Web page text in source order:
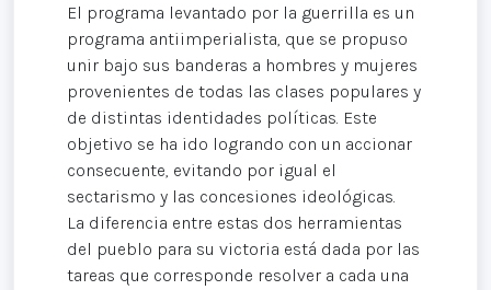
El programa levantado por la guerrilla es un
programa antiimperialista, que se propuso
unir bajo sus banderas a hombres y mujeres
provenientes de todas las clases populares y
de distintas identidades políticas. Este
objetivo se ha ido logrando con un accionar
consecuente, evitando por igual el
sectarismo y las concesiones ideológicas.
La diferencia entre estas dos herramientas
del pueblo para su victoria está dada por las
tareas que corresponde resolver a cada una